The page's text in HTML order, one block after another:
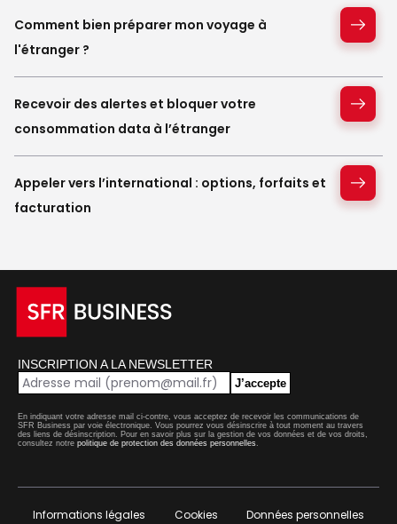
Comment bien préparer mon voyage à
l'étranger ?
Recevoir des alertes et bloquer votre
consommation data à l’étranger
Appeler vers l’international : options, forfaits et
facturation
INSCRIPTION A LA NEWSLETTER
J’accepte
En indiquant votre adresse mail ci-contre, vous acceptez de recevoir les communications de
SFR Business par voie électronique. Vous pourrez vous désinscrire à tout moment au travers
des liens de désinscription. Pour en savoir plus sur la gestion de vos données et de vos droits,
consultez notre politique de protection des données personnelles.
Informations légales Cookies Données personnelles